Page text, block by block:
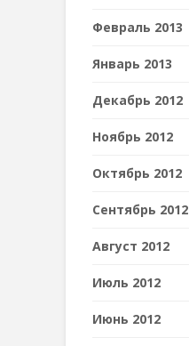
Февраль 2013
Январь 2013
Декабрь 2012
Ноябрь 2012
Октябрь 2012
Сентябрь 2012
Август 2012
Июль 2012
Июнь 2012